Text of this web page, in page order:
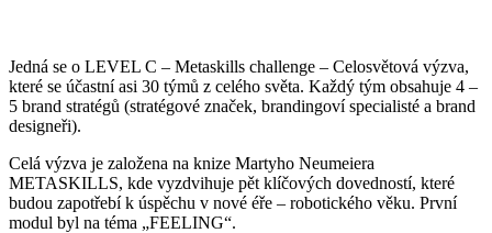
Jedná se o LEVEL C – Metaskills challenge – Celosvětová výzva,
které se účastní asi 30 týmů z celého světa. Každý tým obsahuje 4 –
5 brand stratégů (stratégové značek, brandingoví specialisté a brand
designeři).
Celá výzva je založena na knize Martyho Neumeiera
METASKILLS, kde vyzdvihuje pět klíčových dovedností, které
budou zapotřebí k úspěchu v nové éře – robotického věku. První
modul byl na téma „FEELING“.